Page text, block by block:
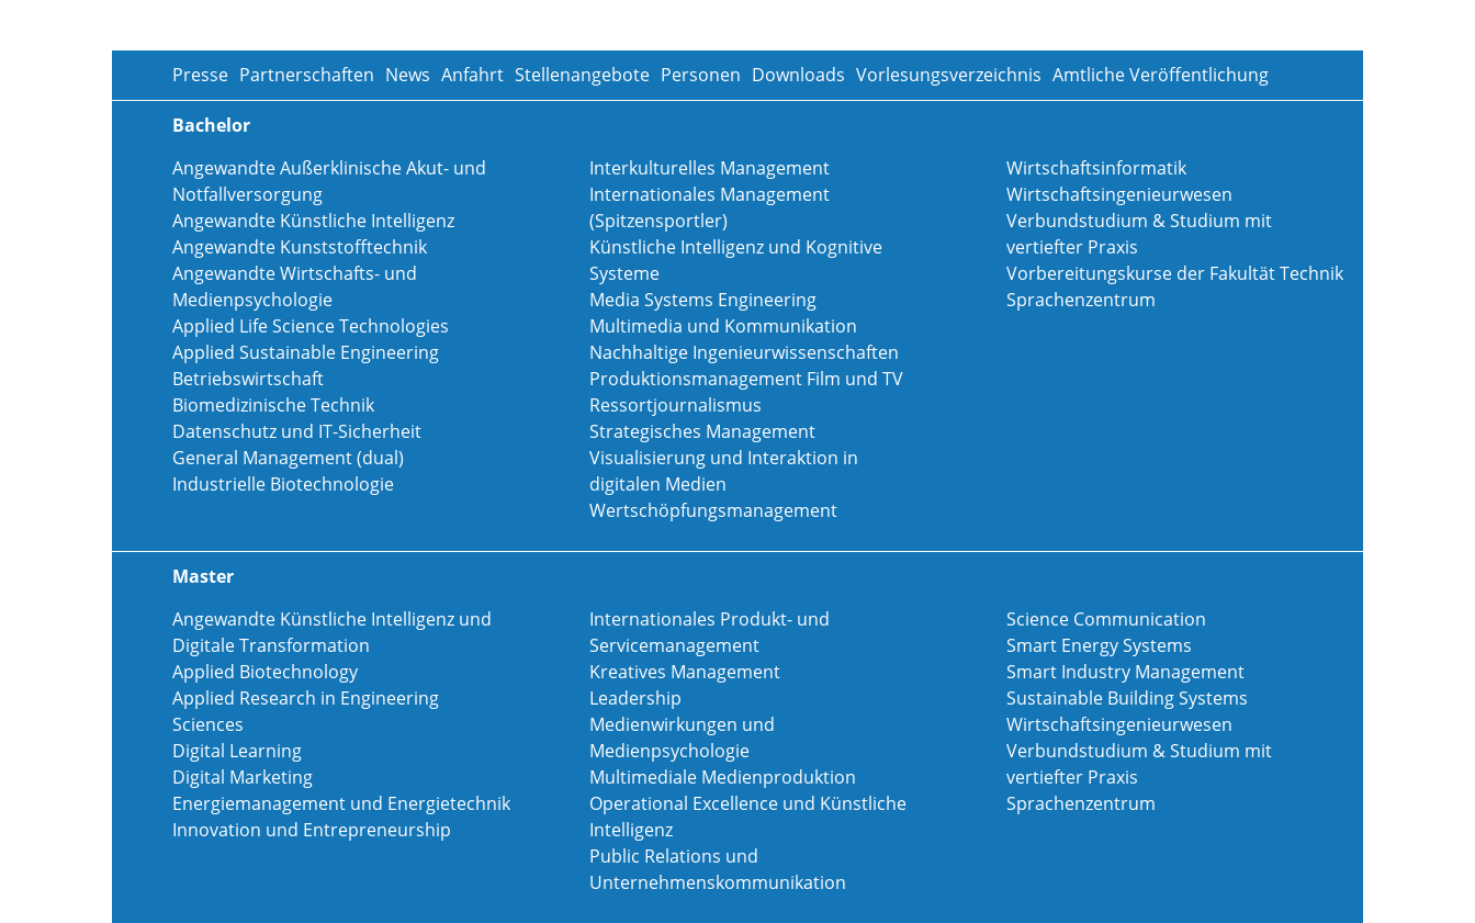
Presse Partnerschaften News Anfahrt Stellenangebote Personen Downloads Vorlesungsverzeichnis Amtliche Veröffentlichung
Bachelor
Angewandte Außerklinische Akut- und
Notfallversorgung
Angewandte Künstliche Intelligenz
Angewandte Kunststofftechnik
Angewandte Wirtschafts- und
Medienpsychologie
Applied Life Science Technologies
Applied Sustainable Engineering
Betriebswirtschaft
Biomedizinische Technik
Datenschutz und IT-Sicherheit
General Management (dual)
Industrielle Biotechnologie
Interkulturelles Management
Internationales Management
(Spitzensportler)
Künstliche Intelligenz und Kognitive
Systeme
Media Systems Engineering
Multimedia und Kommunikation
Nachhaltige Ingenieurwissenschaften
Produktionsmanagement Film und TV
Ressortjournalismus
Strategisches Management
Visualisierung und Interaktion in
digitalen Medien
Wertschöpfungsmanagement
Wirtschaftsinformatik
Wirtschaftsingenieurwesen
Verbundstudium & Studium mit
vertiefter Praxis
Vorbereitungskurse der Fakultät Technik
Sprachenzentrum
Master
Angewandte Künstliche Intelligenz und
Digitale Transformation
Applied Biotechnology
Applied Research in Engineering
Sciences
Digital Learning
Digital Marketing
Energiemanagement und Energietechnik
Innovation und Entrepreneurship
Internationales Produkt- und
Servicemanagement
Kreatives Management
Leadership
Medienwirkungen und
Medienpsychologie
Multimediale Medienproduktion
Operational Excellence und Künstliche
Intelligenz
Public Relations und
Unternehmenskommunikation
Science Communication
Smart Energy Systems
Smart Industry Management
Sustainable Building Systems
Wirtschaftsingenieurwesen
Verbundstudium & Studium mit
vertiefter Praxis
Sprachenzentrum